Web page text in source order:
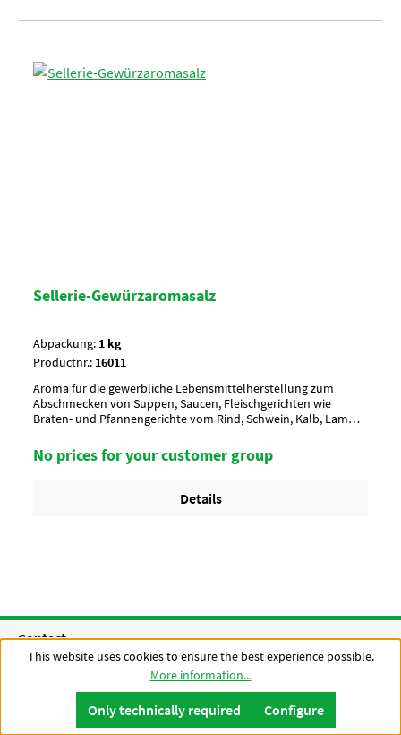
Sellerie-Gewürzaromasalz
Abpackung: 1 kg
Productnr.: 16011
Aroma für die gewerbliche Lebensmittelherstellung zum
Abschmecken von Suppen, Saucen, Fleischgerichten wie
Braten- und Pfannengerichte vom Rind, Schwein, Kalb, Lamm,
Aussehen/ Charaktergrau-beigeAnwendung/ g je kgnach
Geschmack, ca. 10-15 g je kgUmverpackung20 Btl. je Krt. (DF
No prices for your customer group
Details
Contact
Company
This website uses cookies to ensure the best experience possible.
More information...
Only technically required Configure